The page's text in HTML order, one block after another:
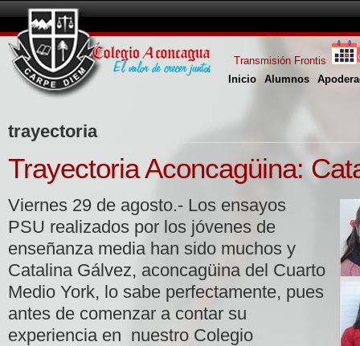
Inicio Alumnos
Transmisión Frontis
trayectoria
Trayectoria Aconcagüina:
Viernes 29 de agosto.- Los ensayos
PSU realizados por los jóvenes de
enseñanza media han sido muchos y
Catalina Gálvez, aconcagüina del Cuarto
Medio York, lo sabe perfectamente, pues
antes de comenzar a contar su
experiencia en nuestro Colegio